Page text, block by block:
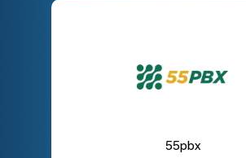
55pbx